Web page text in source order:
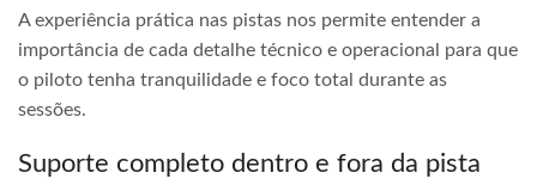
A experiência prática nas pistas nos permite entender a
importância de cada detalhe técnico e operacional para que
o piloto tenha tranquilidade e foco total durante as
sessões.
Suporte completo dentro e fora da pista